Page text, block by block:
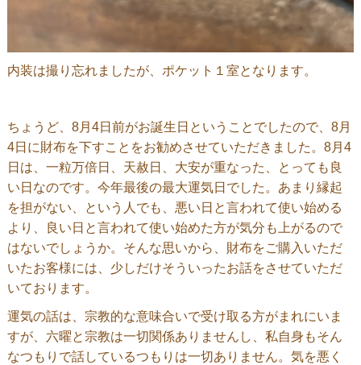
内装は撮り忘れましたが、ポケット１室となります。
ちょうど、8月4日前がお誕生日ということでしたので、8月
4日に財布を下すことをお勧めさせていただきました。8月4
日は、一粒万倍日、天赦日、大安が重なった、とっても良
い日なのです。今年最後の最大運気日でした。あまり縁起
を担がない、という人でも、悪い日と言われて使い始める
より、良い日と言われて使い始めた方が気分も上がるので
はないでしょうか。そんな思いから、財布をご購入いただ
いたお客様には、少しだけそういったお話をさせていただ
いております。
運気の話は、宗教的な意味合いで受け取る方がまれにいま
すが、六曜と宗教は一切関係ありませんし、私自身もそん
なつもりで話しているつもりは一切ありません。気を悪く